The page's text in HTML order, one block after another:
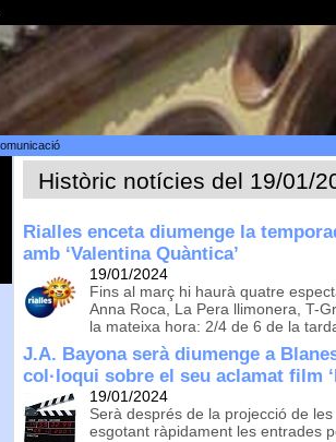
Històric notícies del 19/01/
Rialles enceta diumenge la
amb ‘Valentina Quàntica’
19/01/2024
Fins al març hi haurà quatre
Anna Roca, La Pera llimonera, T-
la mateixa hora: 2/4 de 6 de la
J.A. Bayona serà diumenge a
col·loqui sobre el seu aclamat film
19/01/2024
Serà després de la projecció de
esgotant ràpidament les entrades